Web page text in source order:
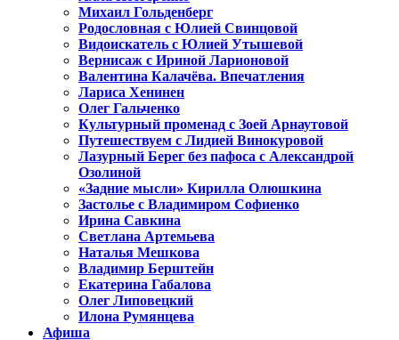
Михаил Гольденберг
Родословная с Юлией Свинцовой
Видоискатель с Юлией Утышевой
Вернисаж с Ириной Ларионовой
Валентина Калачёва. Впечатления
Лариса Хенинен
Олег Гальченко
Культурный променад с Зоей Арнаутовой
Путешествуем с Лидией Винокуровой
Лазурный Берег без пафоса с Александрой
Озолиной
«Задние мысли» Кирилла Олюшкина
Застолье с Владимиром Софиенко
Ирина Савкина
Светлана Артемьева
Наталья Мешкова
Владимир Берштейн
Екатерина Габалова
Олег Липовецкий
Илона Румянцева
Афиша